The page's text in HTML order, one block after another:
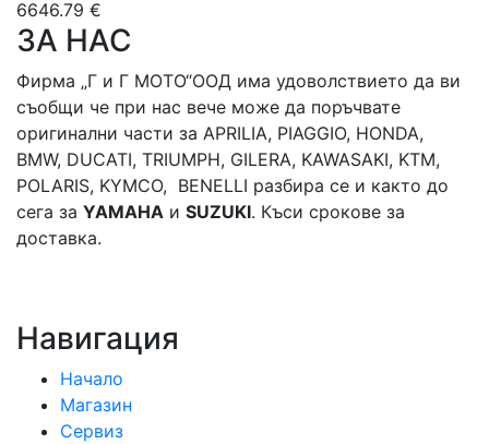
6646.79 €
ЗА НАС
Фирма „Г и Г МОТО“ООД има удоволствието да ви
съобщи че при нас вече може да поръчвате
оригинални части за APRILIA, PIAGGIO, HONDA,
BMW, DUCATI, TRIUMPH, GILERA, KAWASAKI, KTM,
POLARIS, KYMCO, BENELLI разбира се и както до
сега за YAMAHA и SUZUKI. Къси срокове за
доставка.
Навигация
Начало
Магазин
Сервиз